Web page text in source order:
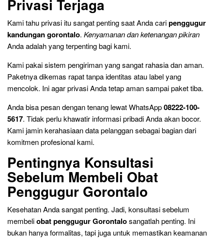
Privasi Terjaga
Kami tahu privasi itu sangat penting saat Anda caripenggugur
kandungan gorontalo. Kenyamanan dan ketenangan pikiran
Anda adalah yang terpenting bagi kami.
Kami pakai sistem pengiriman yang sangat rahasia dan aman.
Paketnya dikemas rapat tanpa identitas atau label yang
mencolok. Ini agar privasi Anda tetap aman sampai paket tiba.
Anda bisa pesan dengan tenang lewat WhatsApp08222-100-
5617. Tidak perlu khawatir informasi pribadi Anda akan bocor.
Kami jamin kerahasiaan data pelanggan sebagai bagian dari
komitmen profesional kami.
Pentingnya Konsultasi
Sebelum Membeli Obat
Penggugur Gorontalo
Kesehatan Anda sangat penting. Jadi, konsultasi sebelum
membeliobat penggugur Gorontalosangatlah penting. Ini
bukan hanya formalitas, tapi juga untuk memastikan keamanan